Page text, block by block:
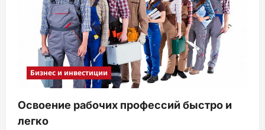
Бизнес и инвестиции
Освоение рабочих профессий быстро и
легко